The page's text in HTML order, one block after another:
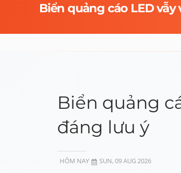
Biển quảng cáo LED
Biển quảng
đáng lưu ý
HÔM NAY SUN, 09 AUG 2026